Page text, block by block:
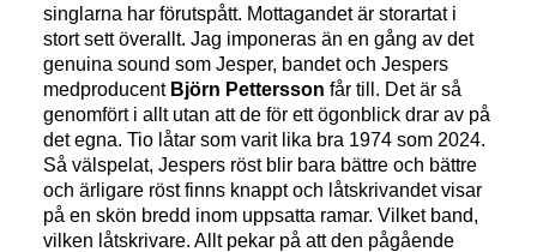
singlarna har förutspått. Mottagandet är storartat i
stort sett överallt. Jag imponeras än en gång av det
genuina sound som Jesper, bandet och Jespers
medproducent Björn Pettersson får till. Det är så
genomfört i allt utan att de för ett ögonblick drar av på
det egna. Tio låtar som varit lika bra 1974 som 2024.
Så välspelat, Jespers röst blir bara bättre och bättre
och ärligare röst finns knappt och låtskrivandet visar
på en skön bredd inom uppsatta ramar. Vilket band,
vilken låtskrivare. Allt pekar på att den pågående